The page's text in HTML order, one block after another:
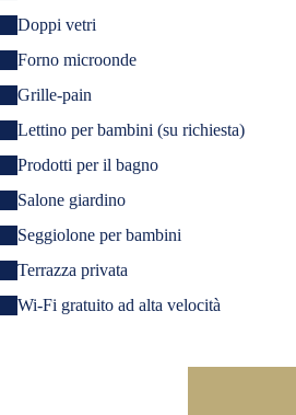
Doppi vetri
Forno microonde
Grille-pain
Lettino per bambini (su richiesta)
Prodotti per il bagno
Salone giardino
Seggiolone per bambini
Terrazza privata
Wi-Fi gratuito ad alta velocità